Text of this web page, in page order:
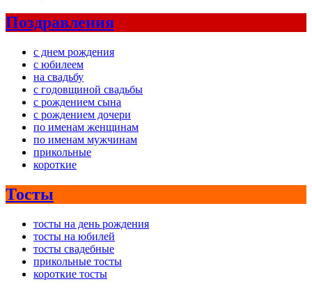
Поздравления
с днем рождения
с юбилеем
на свадьбу
с годовщиной свадьбы
с рождением сына
с рождением дочери
по именам женщинам
по именам мужчинам
прикольные
короткие
Тосты
тосты на день рождения
тосты на юбилей
тосты свадебные
прикольные тосты
короткие тосты